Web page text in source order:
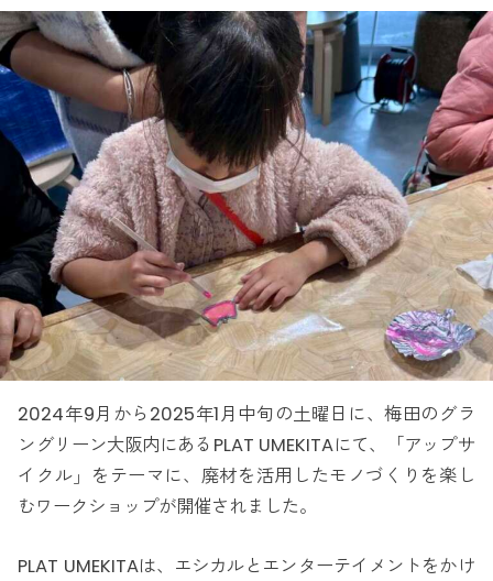
2024年9月から2025年1月中旬の土曜日に、梅田のグラ
ングリーン大阪内にあるPLAT UMEKITAにて、「アップサ
イクル」をテーマに、廃材を活用したモノづくりを楽し
むワークショップが開催されました。
PLAT UMEKITAは、エシカルとエンターテイメントをかけ